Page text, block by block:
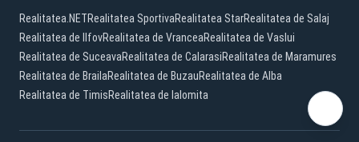
Realitatea.NETRealitatea SportivaRealitatea StarRealitatea de Salaj
Realitatea de IlfovRealitatea de VranceaRealitatea de Vaslui
Realitatea de SuceavaRealitatea de CalarasiRealitatea de Maramures
Realitatea de BrailaRealitatea de BuzauRealitatea de Alba
Realitatea de TimisRealitatea de Ialomita